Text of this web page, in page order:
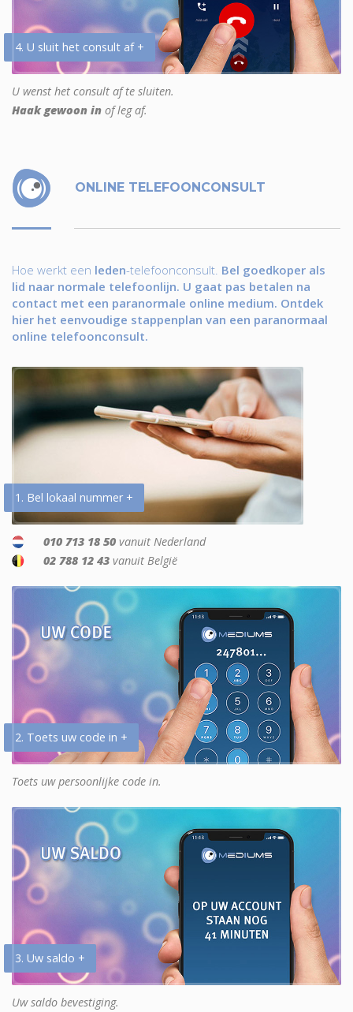
4. U sluit het consult af +
U wenst het consult af te sluiten.
Haak gewoon in of leg af.
ONLINE TELEFOONCONSULT
Hoe werkt een leden-telefoonconsult. Bel goedkoper als
lid naar normale telefoonlijn. U gaat pas betalen na
contact met een paranormale online medium. Ontdek
hier het eenvoudige stappenplan van een paranormaal
online telefoonconsult.
1. Bel lokaal nummer +
010 713 18 50 vanuit Nederland
02 788 12 43 vanuit België
2. Toets uw code in +
Toets uw persoonlijke code in.
3. Uw saldo +
Uw saldo bevestiging.